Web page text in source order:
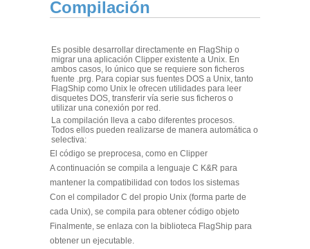
Compilación
Es posible desarrollar directamente en FlagShip o
migrar una aplicación Clipper existente a Unix. En
ambos casos, lo único que se requiere son ficheros
fuente .prg. Para copiar sus fuentes DOS a Unix, tanto
FlagShip como Unix le ofrecen utilidades para leer
disquetes DOS, transferir vía serie sus ficheros o
utilizar una conexión por red.
La compilación lleva a cabo diferentes procesos.
Todos ellos pueden realizarse de manera automática o
selectiva:
El código se preprocesa, como en Clipper
A continuación se compila a lenguaje C K&R para
mantener la compatibilidad con todos los sistemas
Con el compilador C del propio Unix (forma parte de
cada Unix), se compila para obtener código objeto
Finalmente, se enlaza con la biblioteca FlagShip para
obtener un ejecutable.